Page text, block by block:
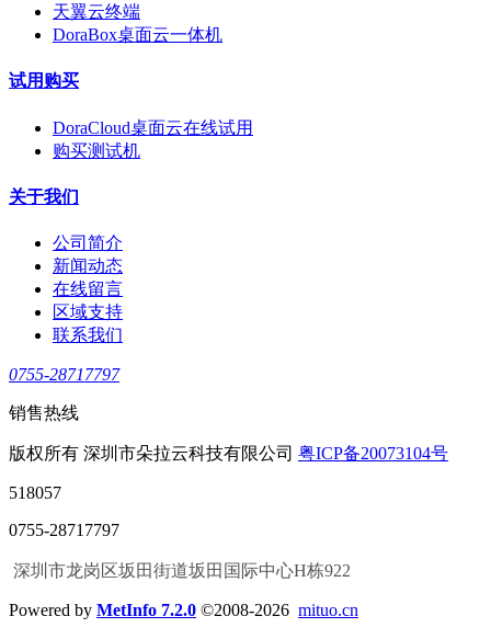
天翼云终端
DoraBox桌面云一体机
试用购买
DoraCloud桌面云在线试用
购买测试机
关于我们
公司简介
新闻动态
在线留言
区域支持
联系我们
0755-28717797
销售热线
版权所有 深圳市朵拉云科技有限公司 粤ICP备20073104号
518057
0755-28717797
深圳市龙岗区坂田街道坂田国际中心H栋922
Powered by MetInfo 7.2.0 ©2008-2026 mituo.cn